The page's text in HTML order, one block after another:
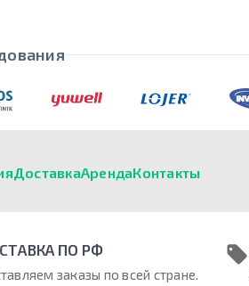
ДоставкаАрендаКонтакты
ПО РФ
заказы по всей стране.